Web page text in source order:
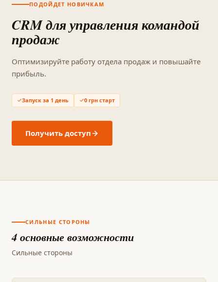
ПОДОЙДЕТ НОВИЧКАМ
CRM для управления командой
продаж
Оптимизируйте работу отдела продаж и повышайте
прибыль.
Запуск за 1 день 0 грн старт
Получить доступ
СИЛЬНЫЕ СТОРОНЫ
4 основные возможности
Сильные стороны